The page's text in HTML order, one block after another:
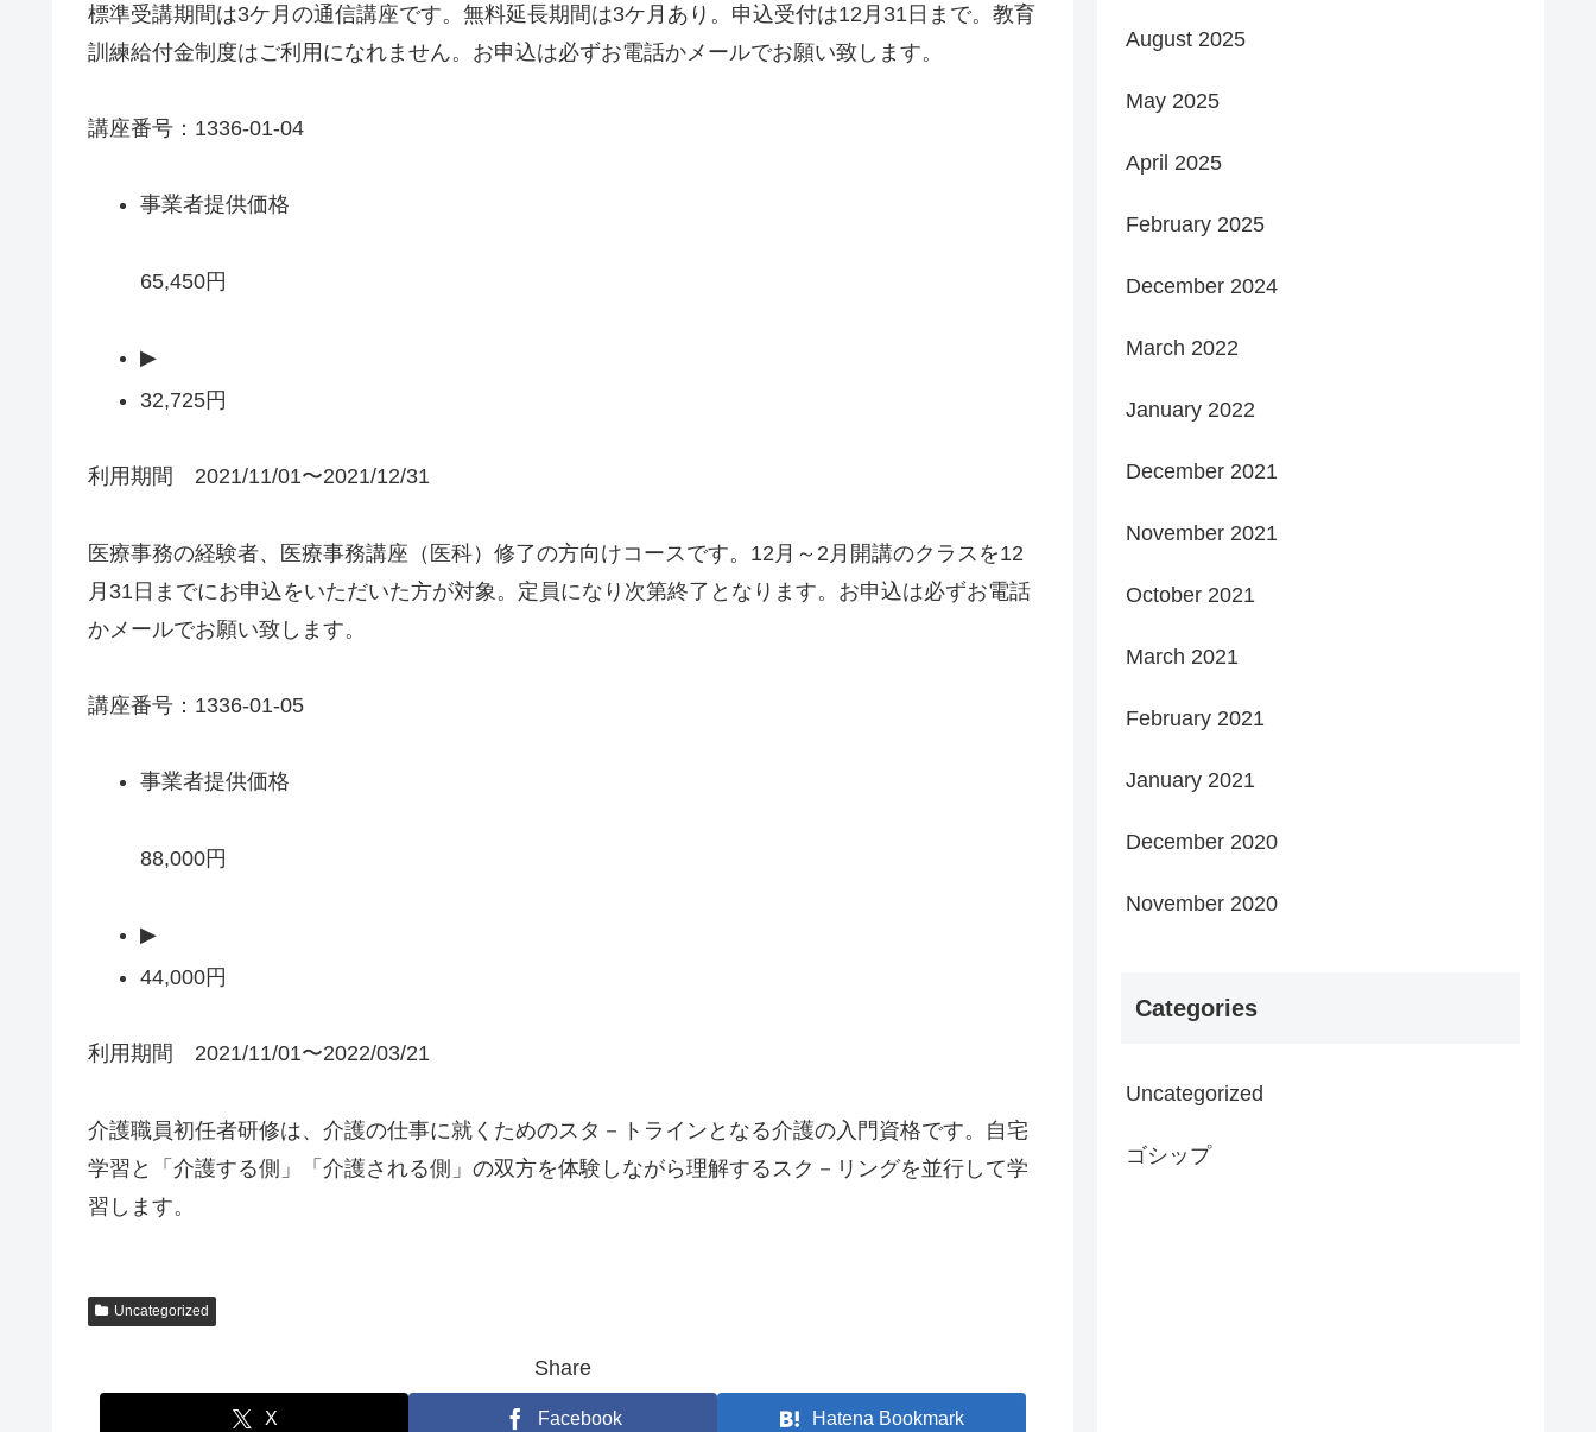
標準受講期間は3ケ月の通信講座です。無料延長期間は3ケ月あり。申込受付は12月31日まで。教育
訓練給付金制度はご利用になれません。お申込は必ずお電話かメールでお願い致します。
講座番号：1336-01-04
事業者提供価格
65,450円
▶
32,725円
利用期間 2021/11/01〜2021/12/31
医療事務の経験者、医療事務講座（医科）修了の方向けコースです。12月～2月開講のクラスを12
月31日までにお申込をいただいた方が対象。定員になり次第終了となります。お申込は必ずお電話
かメールでお願い致します。
講座番号：1336-01-05
事業者提供価格
88,000円
▶
44,000円
利用期間 2021/11/01〜2022/03/21
介護職員初任者研修は、介護の仕事に就くためのスタ－トラインとなる介護の入門資格です。自宅
学習と「介護する側」「介護される側」の双方を体験しながら理解するスク－リングを並行して学
習します。
Uncategorized
Share
X Facebook Hatena Bookmark
August 2025
May 2025
April 2025
February 2025
December 2024
March 2022
January 2022
December 2021
November 2021
October 2021
March 2021
February 2021
January 2021
December 2020
November 2020
Categories
Uncategorized
ゴシップ